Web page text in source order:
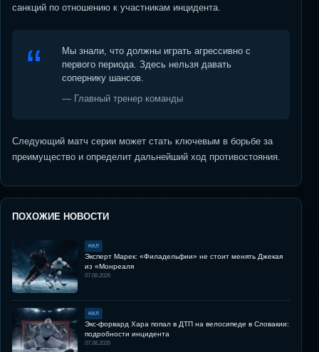
санкций по отношению к участникам инцидента.
Мы знали, что должны играть агрессивно с
первого периода. Здесь нельзя давать
сопернику шансов.
— Главный тренер команды
Следующий матч серии может стать ключевым в борьбе за
преимущество и определит дальнейший ход противостояния.
ПОХОЖИЕ НОВОСТИ
НХЛ
Эксперт Марек: «Филадельфии» не стоит менять Джекая
из «Монреаля
07.08.2026
НХЛ
Экс-форвард Хара попал в ДТП на велосипеде в Словакии:
подробности инцидента
07.08.2026